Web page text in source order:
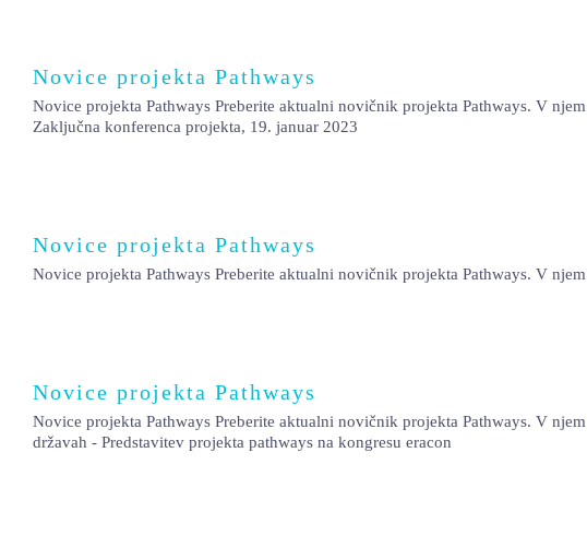
Novice projekta Pathways
Novice projekta Pathways Preberite aktualni novičnik projekta Pathways. V
Zaključna konferenca projekta, 19. januar 2023
Novice projekta Pathways
Novice projekta Pathways Preberite aktualni novičnik projekta Pathways. V
Novice projekta Pathways
Novice projekta Pathways Preberite aktualni novičnik projekta Pathways. V
državah - Predstavitev projekta pathways na kongresu eracon